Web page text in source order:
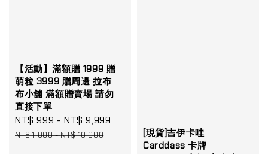
【活動】滿額贈 1999 贈
萌粒 3999 贈周邊 拉布
布小舖 滿額贈賣場 請勿
直接下單
Sale
price
NT$ 999 -NT$ 9,999
NT$ 1,000-NT$ 10,000
[現貨]吉伊卡哇
Carddass 卡牌